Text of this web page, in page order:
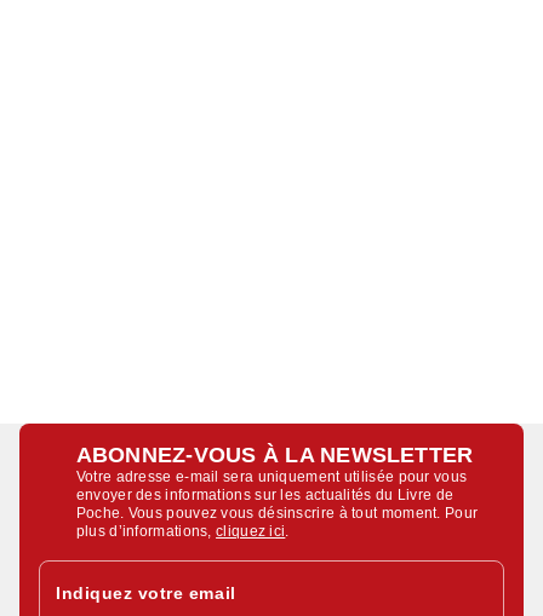
ABONNEZ-VOUS À LA NEWSLETTER
Votre adresse e-mail sera uniquement utilisée pour vous
envoyer des informations sur les actualités du Livre de
Poche. Vous pouvez vous désinscrire à tout moment. Pour
plus d’informations,cliquez ici
Indiquez votre email